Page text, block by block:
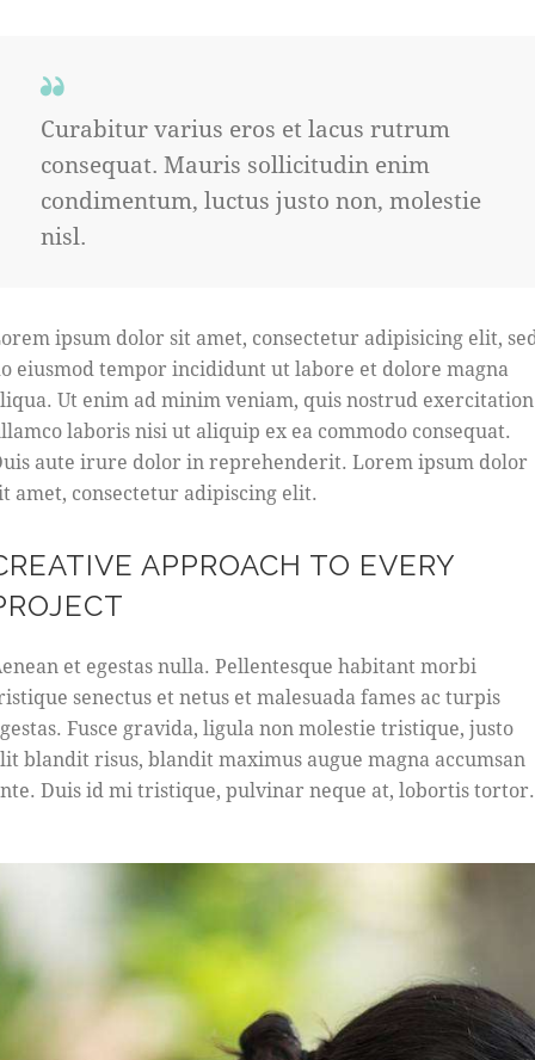
Curabitur varius eros et lacus rutrum
consequat. Mauris sollicitudin enim
condimentum, luctus justo non, molestie
nisl.
ipsum dolor sit amet, consectetur adipisicing elit,
eiusmod tempor incididunt ut labore et dolore magna
Ut enim ad minim veniam, quis nostrud exercitation
laboris nisi ut aliquip ex ea commodo consequat.
aute irure dolor in reprehenderit. Lorem ipsum dolor
amet, consectetur adipiscing elit.
APPROACH TO EVERY
et egestas nulla. Pellentesque habitant morbi
senectus et netus et malesuada fames ac turpis
Fusce gravida, ligula non molestie tristique, justo
blandit risus, blandit maximus augue magna accumsan
Duis id mi tristique, pulvinar neque at, lobortis tortor.